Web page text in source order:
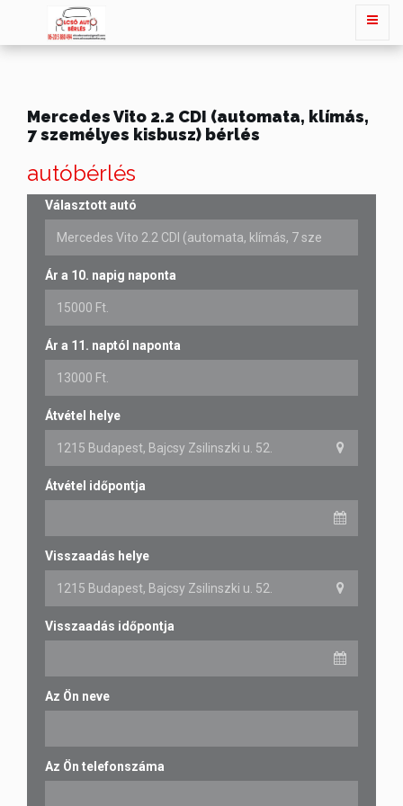
Mercedes Vito 2.2 CDI (automata, klímás,
7 személyes kisbusz) bérlés
autóbérlés
Választott autó
Ár a 10. napig naponta
Ár a 11. naptól naponta
Átvétel helye
Átvétel időpontja
Visszaadás helye
Visszaadás időpontja
Az Ön neve
Az Ön telefonszáma